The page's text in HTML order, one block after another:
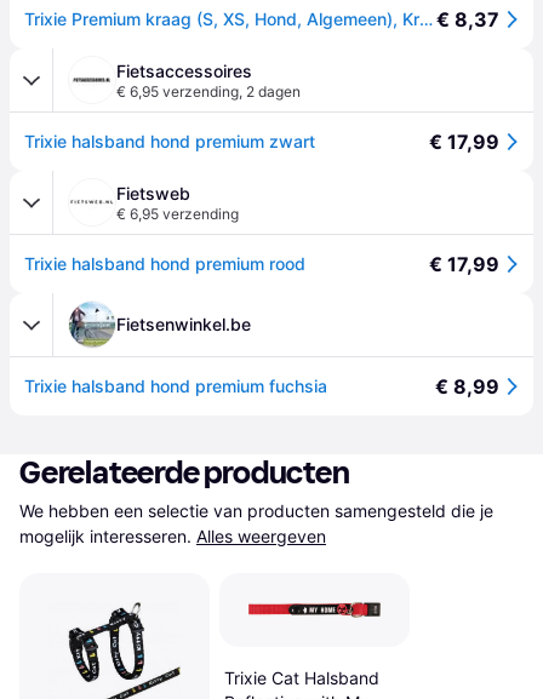
Trixie Premium kraag (S, XS, Hond, Algemeen), Kraag + Leiband€ 8,37
Fietsaccessoires
€ 6,95 verzending, 2 dagen
Trixie halsband hond premium zwart € 17,99
Fietsweb
€ 6,95 verzending
Trixie halsband hond premium rood € 17,99
Fietsenwinkel.be
Trixie halsband hond premium fuchsia € 8,99
Gerelateerde producten
We hebben een selectie van producten samengesteld die je
mogelijk interesseren. Alles weergeven
Trixie Cat Halsband